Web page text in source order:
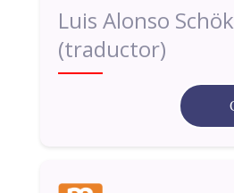
Luis Alonso
(traductor)